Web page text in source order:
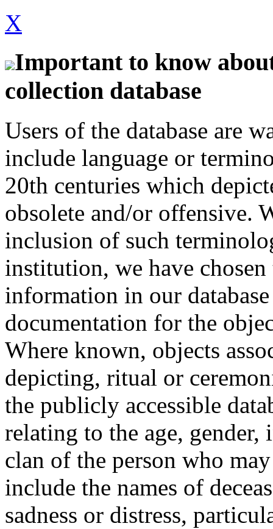
X
Important to know
collection database
Users of the database are
include language or
20th centuries which
obsolete and/or offensive.
inclusion of such
institution, we have
information in our
documentation for the
Where known, objects
depicting, ritual or
the publicly accessible
relating to the age,
clan of the person who
include the names of
sadness or distress,